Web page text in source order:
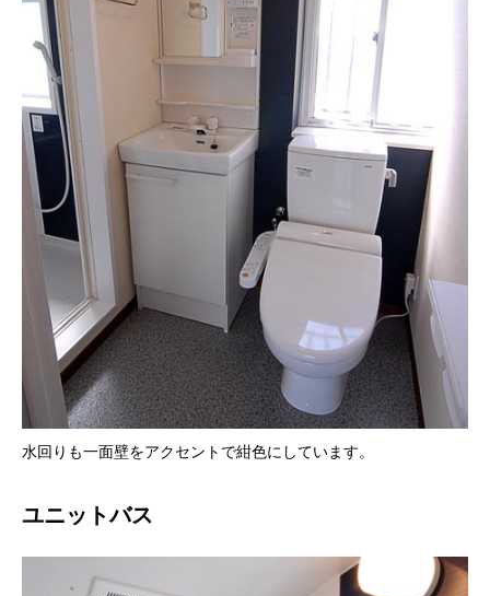
水回りも一面壁をアクセントで紺色にしています。
ユニットバス